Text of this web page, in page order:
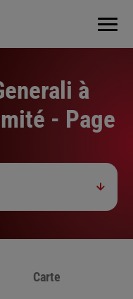
Menu
à
- Page
Carte